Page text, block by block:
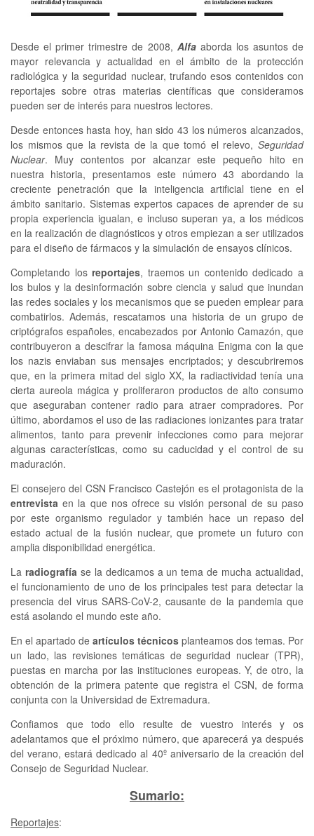
Desde el primer trimestre de 2008, Alfaaborda los asuntos de
mayor relevancia y actualidad en el ámbito de la protección
radiológica y la seguridad nuclear, trufando esos contenidos con
reportajes sobre otras materias científicas que consideramos
pueden ser de interés para nuestros lectores.
Desde entonces hasta hoy, han sido 43 los números alcanzados,
los mismos que la revista de la que tomó el relevo, Seguridad
Nuclear. Muy contentos por alcanzar este pequeño hito en
nuestra historia, presentamos este número 43 abordando la
creciente penetración que la inteligencia artificial tiene en el
ámbito sanitario. Sistemas expertos capaces de aprender de su
propia experiencia igualan, e incluso superan ya, a los médicos
en la realización de diagnósticos y otros empiezan a ser utilizados
para el diseño de fármacos y la simulación de ensayos clínicos.
Completando los reportajes, traemos un contenido dedicado a
los bulos y la desinformación sobre ciencia y salud que inundan
las redes sociales y los mecanismos que se pueden emplear para
combatirlos. Además, rescatamos una historia de un grupo de
criptógrafos españoles, encabezados por Antonio Camazón, que
contribuyeron a descifrar la famosa máquina Enigma con la que
los nazis enviaban sus mensajes encriptados; y descubriremos
que, en la primera mitad del siglo XX, la radiactividad tenía una
cierta aureola mágica y proliferaron productos de alto consumo
que aseguraban contener radio para atraer compradores. Por
último, abordamos el uso de las radiaciones ionizantes para tratar
alimentos, tanto para prevenir infecciones como para mejorar
algunas características, como su caducidad y el control de su
maduración.
El consejero del CSN Francisco Castejón es el protagonista de la
entrevista en la que nos ofrece su visión personal de su paso
por este organismo regulador y también hace un repaso del
estado actual de la fusión nuclear, que promete un futuro con
amplia disponibilidad energética.
La radiografía se la dedicamos a un tema de mucha actualidad,
el funcionamiento de uno de los principales test para detectar la
presencia del virus SARS-CoV-2, causante de la pandemia que
está asolando el mundo este año.
En el apartado de artículos técnicos planteamos dos temas. Por
un lado, las revisiones temáticas de seguridad nuclear (TPR),
puestas en marcha por las instituciones europeas. Y, de otro, la
obtención de la primera patente que registra el CSN, de forma
conjunta con la Universidad de Extremadura.
Confiamos que todo ello resulte de vuestro interés y os
adelantamos que el próximo número, que aparecerá ya después
del verano, estará dedicado al 40º aniversario de la creación del
Consejo de Seguridad Nuclear.
Sumario:
Reportajes: